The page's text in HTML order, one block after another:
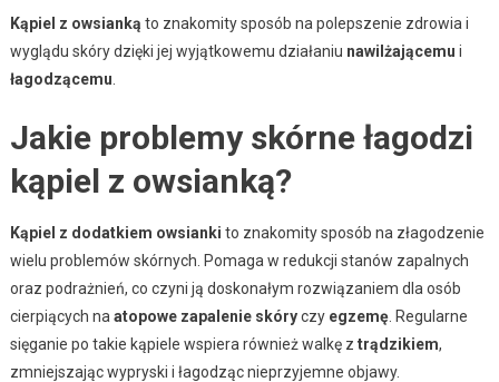
Kąpiel z owsianką to znakomity sposób na polepszenie zdrowia i
wyglądu skóry dzięki jej wyjątkowemu działaniu nawilżającemu i
łagodzącemu
Jakie problemy skórne łagodzi
kąpiel z owsianką?
Kąpiel z dodatkiem owsianki to znakomity sposób na złagodzenie
wielu problemów skórnych. Pomaga w redukcji stanów zapalnych
oraz podrażnień, co czyni ją doskonałym rozwiązaniem dla osób
cierpiących na atopowe zapalenie skóryczy egzemę. Regularne
sięganie po takie kąpiele wspiera również walkę z trądzikiem,
zmniejszając wypryski i łagodząc nieprzyjemne objawy.